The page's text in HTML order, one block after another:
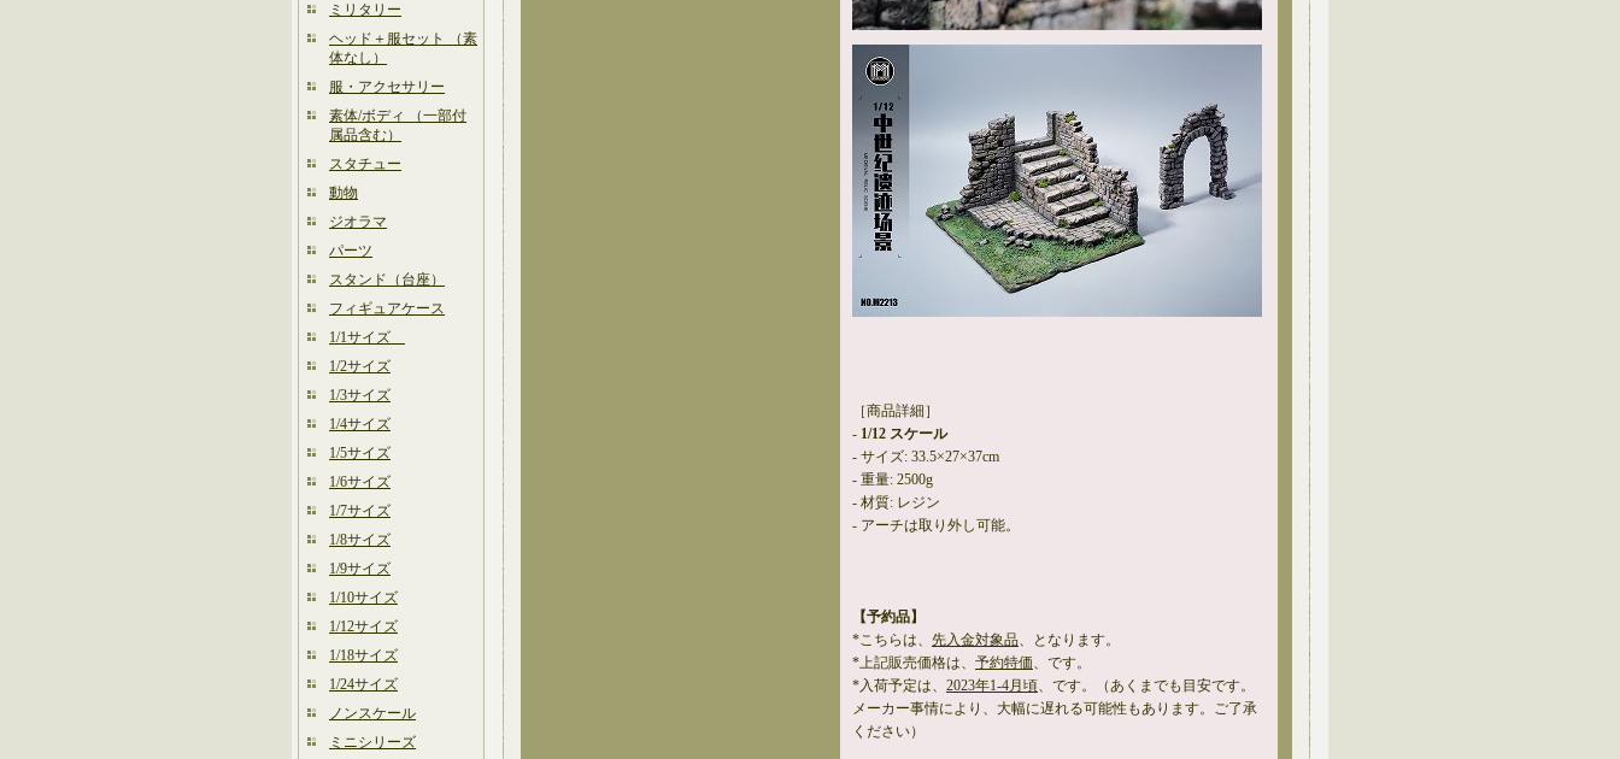
ミリタリー
ヘッド＋服セット （素
体なし）
服・アクセサリー
素体/ボディ （一部付
属品含む）
スタチュー
動物
ジオラマ
パーツ
スタンド（台座）
フィギュアケース
1/1サイズ
1/2サイズ
1/3サイズ
1/4サイズ
1/5サイズ
1/6サイズ
1/7サイズ
1/8サイズ
1/9サイズ
1/10サイズ
1/12サイズ
1/18サイズ
1/24サイズ
ノンスケール
ミニシリーズ
［商品詳細］
- 1/12 スケール
- サイズ: 33.5×27×37cm
- 重量: 2500g
- 材質: レジン
- アーチは取り外し可能。
【予約品】
*こちらは、 先入金対象品、となります。
*上記販売価格は、 予約特価、です。
*入荷予定は、 2023年1-4月頃、です。（あくまでも目安です。
メーカー事情により、大幅に遅れる可能性もあります。ご了承
ください）